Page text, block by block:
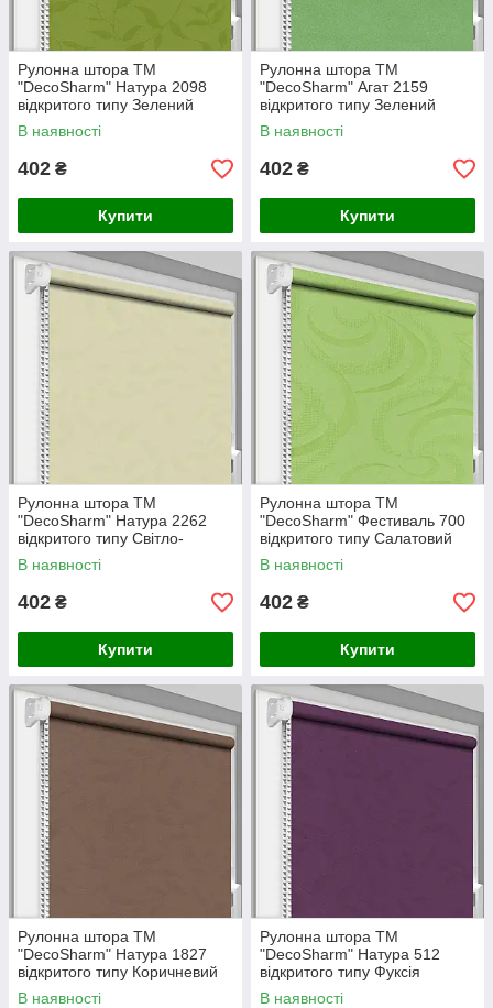
Рулонна штора ТМ
"DecoSharm" Натура 2098
відкритого типу Зелений
В наявності
402 ₴
Купити
Рулонна штора ТМ
"DecoSharm" Агат 2159
відкритого типу Зелений
В наявності
402 ₴
Купити
Рулонна штора ТМ
"DecoSharm" Натура 2262
відкритого типу Світло-
бежевий
В наявності
402 ₴
Купити
Рулонна штора ТМ
"DecoSharm" Фестиваль 700
відкритого типу Салатовий
В наявності
402 ₴
Купити
Рулонна штора ТМ
"DecoSharm" Натура 1827
відкритого типу Коричневий
В наявності
Рулонна штора ТМ
"DecoSharm" Натура 512
відкритого типу Фуксія
В наявності